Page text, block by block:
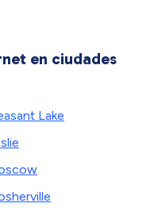
en ciudades
Lake